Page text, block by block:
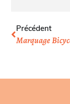
Précédent